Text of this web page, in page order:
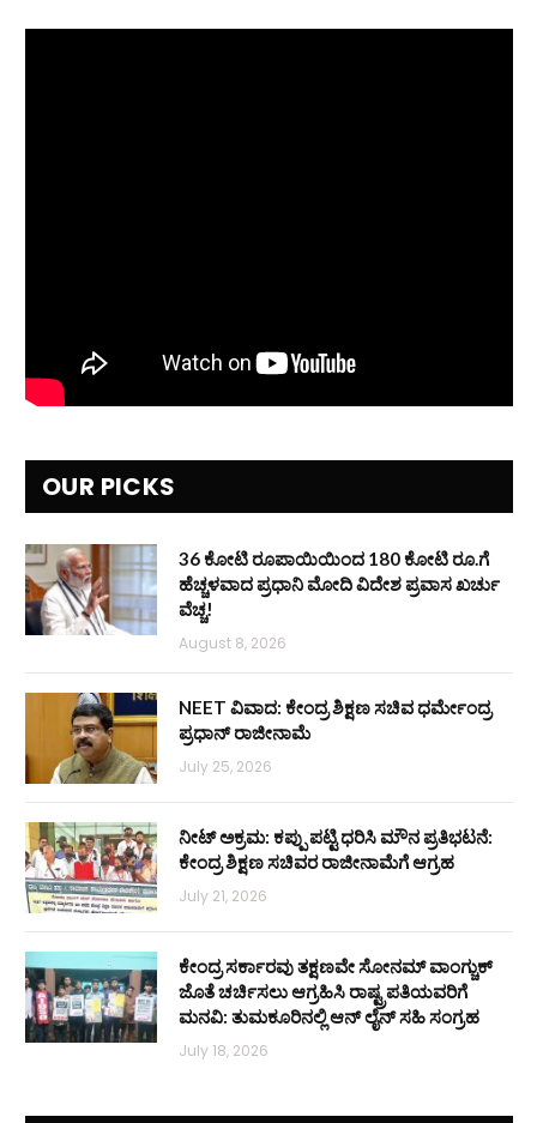
OUR PICKS
36 ಕೋಟಿ ರೂಪಾಯಿಯಿಂದ 180 ಕೋಟಿ ರೂ.ಗೆ
ಹೆಚ್ಚಳವಾದ ಪ್ರಧಾನಿ ಮೋದಿ ವಿದೇಶ ಪ್ರವಾಸ ಖರ್ಚು
ವೆಚ್ಚ!
August 8, 2026
NEET ವಿವಾದ: ಕೇಂದ್ರ ಶಿಕ್ಷಣ ಸಚಿವ ಧರ್ಮೇಂದ್ರ
ಪ್ರಧಾನ್ ರಾಜೀನಾಮೆ
July 25, 2026
ನೀಟ್ ಅಕ್ರಮ: ಕಪ್ಪು ಪಟ್ಟಿ ಧರಿಸಿ ಮೌನ ಪ್ರತಿಭಟನೆ:
ಕೇಂದ್ರ ಶಿಕ್ಷಣ ಸಚಿವರ ರಾಜೀನಾಮೆಗೆ ಆಗ್ರಹ
July 21, 2026
ಕೇಂದ್ರ ಸರ್ಕಾರವು ತಕ್ಷಣವೇ ಸೋನಮ್ ವಾಂಗ್ಚುಕ್
ಜೊತೆ ಚರ್ಚಿಸಲು ಆಗ್ರಹಿಸಿ ರಾಷ್ಟ್ರಪತಿಯವರಿಗೆ
ಮನವಿ: ತುಮಕೂರಿನಲ್ಲಿ ಆನ್‌ ಲೈನ್ ಸಹಿ ಸಂಗ್ರಹ
July 18, 2026